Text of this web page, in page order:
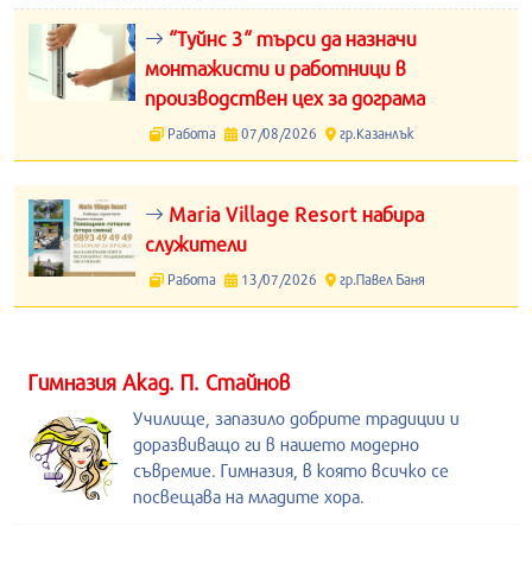
“Туйнс 3“ търси да назначи
монтажисти и работници в
производствен цех за дограма
Работа 07/08/2026 гр.Казанлък
Maria Village Resort набира
служители
Работа 13/07/2026 гр.Павел Баня
Гимназия Акад. П. Стайнов
Училище, запазило добрите традиции и
доразвиващо ги в нашето модерно
съвремие. Гимназия, в която всичко се
посвещава на младите хора.